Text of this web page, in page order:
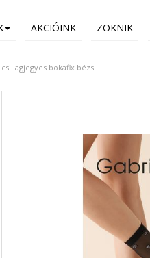
AKCIÓINK ZOKNIK
bokafix bézs